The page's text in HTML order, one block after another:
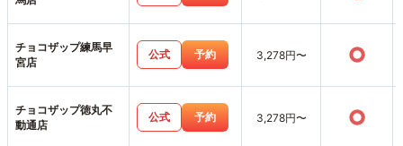
チョコザップ練馬早
宮店
公式 予約 3,278円〜 ○
チョコザップ徳丸不
動通店
公式 予約 3,278円〜 ○